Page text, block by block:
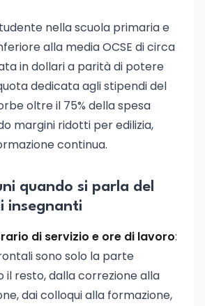
nella scuola primaria e
alla media OCSE di circa
in dollari a parità di potere
dedicata agli stipendi del
oltre il 75% della spesa
margini ridotti per edilizia,
continua.
quando si parla del
insegnanti
di servizio e ore di lavoro:
sono solo la parte
il resto, dalla correzione alla
dai colloqui alla formazione,